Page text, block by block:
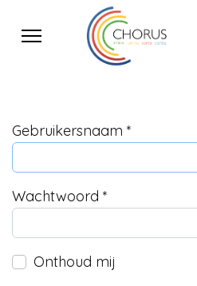
Gebruikersnaam *
Wachtwoord *
Onthoud mij